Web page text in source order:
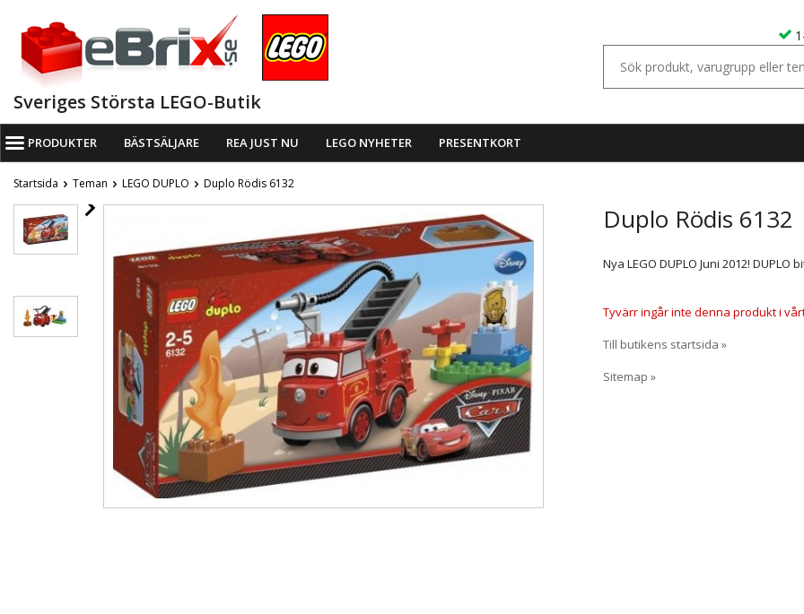
Sveriges Största LEGO-Butik
PRODUKTER BÄSTSÄLJARE REA JUST NU LEGO NYHETER PRESENTKORT
Startsida Teman LEGO DUPLO Duplo Rödis 6132
Duplo Rödis 6132
Nya LEGO DUPLO Juni 2012!
Tyvärr ingår inte denna produkt i
Till butikens startsida »
Sitemap »